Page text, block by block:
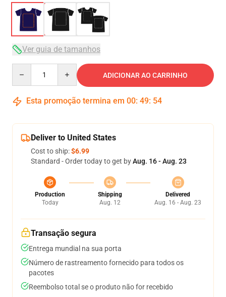
Ver guia de tamanhos
ADICIONAR AO CARRINHO
Esta promoção termina em 00: 49: 54
Deliver to United States
Cost to ship:$6.99
Standard - Order today to get byAug. 16 - Aug. 23
Production
Today
Shipping
Aug. 12
Delivered
Aug. 16 - Aug. 23
Transação segura
Entrega mundial na sua porta
Número de rastreamento fornecido para todos os
pacotes
Reembolso total se o produto não for recebido